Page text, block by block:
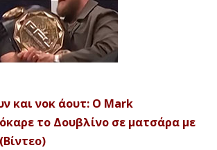
και νοκ άουτ: Ο Mark
το Δουβλίνο σε ματσάρα με